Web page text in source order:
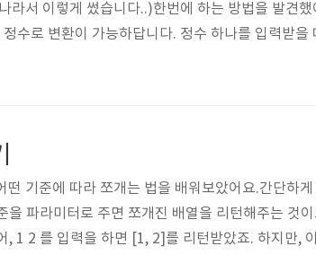
라서 이렇게 썼습니다..)한번에 하는 방법을 발
수로 변환이 가능하답니다. 정수 하나를 입력받을
려요!!
기준에 따라 쪼개는 법을 배워보았어요.간단하게
파라미터로 주면 쪼개진 배열을 리턴해주는 것이
, 1 2 를 입력을 하면 [1, 2]를 리턴받았죠. 하지만,